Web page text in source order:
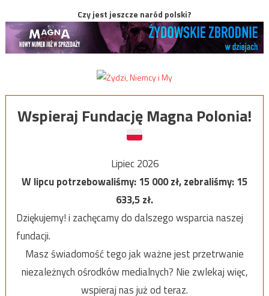
Czy jest jeszcze naród polski?
Wspieraj Fundację Magna Polonia!
Lipiec 2026
W lipcu potrzebowaliśmy:15 000zł, zebraliśmy:15
633,5zł.
Dziękujemy! i zachęcamy do dalszego wsparcia naszej
fundacji.
Masz świadomość tego jak ważne jest przetrwanie
niezależnych ośrodków medialnych? Nie zwlekaj więc,
wspieraj nas już od teraz.